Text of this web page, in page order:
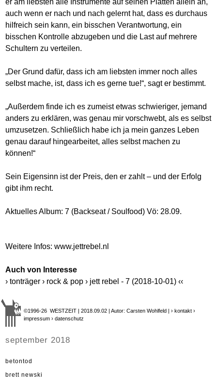
er am liebsten alle Instrumente auf seinen Platten allein an,
auch wenn er nach und nach gelernt hat, dass es durchaus
hilfreich sein kann, ein bisschen Verantwortung, ein
bisschen Kontrolle abzugeben und die Last auf mehrere
Schultern zu verteilen.
„Der Grund dafür, dass ich am liebsten immer noch alles
selbst mache, ist, dass ich es gerne tue!“, sagt er bestimmt.
„Außerdem finde ich es zumeist etwas schwieriger, jemand
anders zu erklären, was genau mir vorschwebt, als es selbst
umzusetzen. Schließlich habe ich ja mein ganzes Leben
genau darauf hingearbeitet, alles selbst machen zu
können!“
Sein Eigensinn ist der Preis, den er zahlt – und der Erfolg
gibt ihm recht.
Aktuelles Album: 7 (Backseat / Soulfood) Vö: 28.09.
Weitere Infos:www.jettrebel.nl
Auch von Interesse
› tonträger › rock & pop › jett rebel - 7 (2018-10-01) ‹‹
©1996-26 WESTZEIT | 2018.09.02 | Autor: Carsten Wohlfeld |› kontakt ›
impressum › datenschutz
september 2018
betontod
brett newski